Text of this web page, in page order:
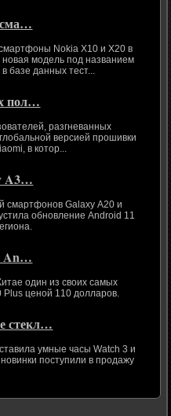
сма…
Nokia X10 и X20 в
новая модель под названием
базе данных тест...
пол…
разгневанных
версией прошивки
в котор...
A3…
смартфонов Galaxy A20 и
обновление Android 11
An…
один из своих самых
ценой 110 долларов.
стекл…
умные часы Watch 3 и
поступили в продажу